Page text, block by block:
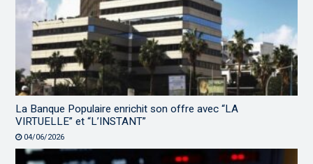
La Banque Populaire enrichit son offre avec “LA
VIRTUELLE” et “L’INSTANT”
04/06/2026